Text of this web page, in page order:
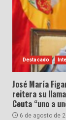
Destacado
José María
reitera su
Ceuta “uno a
6 de agosto de